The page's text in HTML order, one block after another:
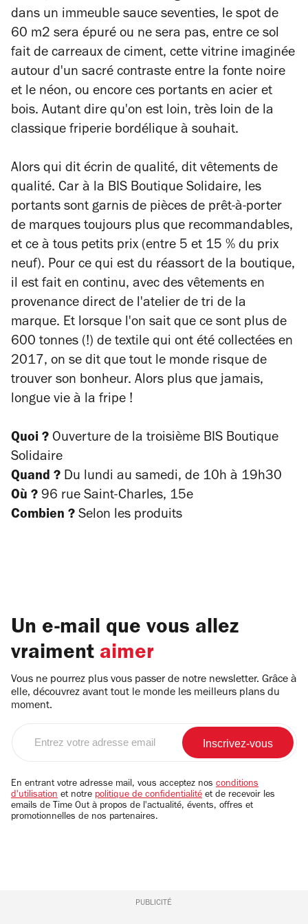
dans un immeuble sauce seventies, le spot de
60 m2 sera épuré ou ne sera pas, entre ce sol
fait de carreaux de ciment, cette vitrine imaginée
autour d'un sacré contraste entre la fonte noire
et le néon, ou encore ces portants en acier et
bois. Autant dire qu'on est loin, très loin de la
classique friperie bordélique à souhait.
Alors qui dit écrin de qualité, dit vêtements de
qualité. Car à la BIS Boutique Solidaire, les
portants sont garnis de pièces de prêt-à-porter
de marques toujours plus que recommandables,
et ce à tous petits prix (entre 5 et 15 % du prix
neuf). Pour ce qui est du réassort de la boutique,
il est fait en continu, avec des vêtements en
provenance direct de l'atelier de tri de la
marque. Et lorsque l'on sait que ce sont plus de
600 tonnes (!) de textile qui ont été collectées en
2017, on se dit que tout le monde risque de
trouver son bonheur. Alors plus que jamais,
longue vie à la fripe !
Quoi ? Ouverture de la troisième BIS Boutique
Solidaire
Quand ? Du lundi au samedi, de 10h à 19h30
Où ? 96 rue Saint-Charles, 15e
Combien ? Selon les produits
Un e-mail que vous allez
vraiment aimer
Vous ne pourrez plus vous passer de notre newsletter. Grâce à
elle, découvrez avant tout le monde les meilleurs plans du
moment.
email
En entrant votre adresse mail, vous acceptez nos conditions
d'utilisation et notre politique de confidentialité et de recevoir les
emails de Time Out à propos de l'actualité, évents, offres et
promotionnelles de nos partenaires.
PUBLICITÉ